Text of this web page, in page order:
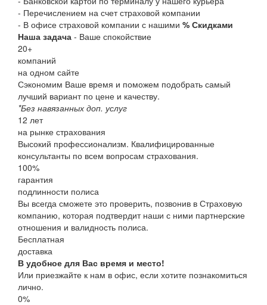
- Перечислением на счет страховой компании
- В офисе страховой компании с нашими % Скидками
Наша задача - Ваше спокойствие
20+
компаний
на одном сайте
Сэкономим Ваше время и поможем подобрать самый
лучший вариант по цене и качеству.
*Без навязанных доп. услуг
12 лет
на рынке страхования
Высокий профессионализм. Квалифицированные
консультанты по всем вопросам страхования.
100%
гарантия
подлинности полиса
Вы всегда сможете это проверить, позвонив в Страховую
компанию, которая подтвердит наши с ними партнерские
отношения и валидность полиса.
Бесплатная
доставка
В удобное для Вас время и место!
Или приезжайте к нам в офис, если хотите познакомиться
лично.
0%